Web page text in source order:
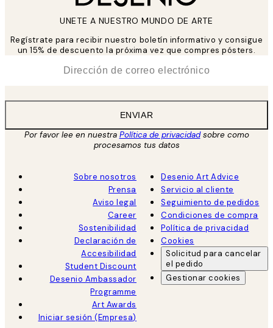
UNETE A NUESTRO MUNDO DE ARTE
Regístrate para recibir nuestro boletín informativo y consigue
un 15% de descuento la próxima vez que compres pósters.
ENVIAR
Por favor lee en nuestra Política de privacidadsobre como
procesamos tus datos
Sobre nosotros
Prensa
Aviso legal
Career
Sostenibilidad
Declaración de
Accesibilidad
Student Discount
Desenio Ambassador
Programme
Art Awards
Iniciar sesión (Empresa)
Desenio Art Advice
Servicio al cliente
Seguimiento de pedidos
Condiciones de compra
Política de privacidad
Cookies
Solicitud para cancelar
el pedido
Gestionar cookies